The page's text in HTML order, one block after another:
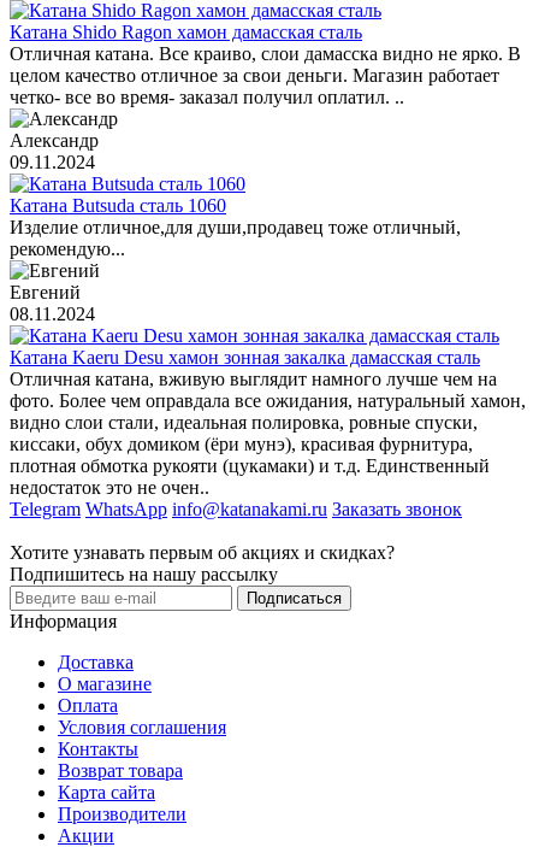
Катана Shido Ragon хамон дамасская сталь
Отличная катана. Все краиво, слои дамасска видно не ярко. В
целом качество отличное за свои деньги. Магазин работает
четко- все во время- заказал получил оплатил. ..
Александр
09.11.2024
Катана Butsuda сталь 1060
Изделие отличное,для души,продавец тоже отличный,
рекомендую...
Евгений
08.11.2024
Катана Kaeru Desu хамон зонная закалка дамасская сталь
Отличная катана, вживую выглядит намного лучше чем на
фото. Более чем оправдала все ожидания, натуральный хамон,
видно слои стали, идеальная полировка, ровные спуски,
киссаки, обух домиком (ёри мунэ), красивая фурнитура,
плотная обмотка рукояти (цукамаки) и т.д. Единственный
недостаток это не очен..
Telegram WhatsApp info@katanakami.ru Заказать звонок
Хотите узнавать первым об акциях и скидках?
Подпишитесь на нашу рассылку
Подписаться
Информация
Доставка
О магазине
Оплата
Условия соглашения
Контакты
Возврат товара
Карта сайта
Производители
Акции